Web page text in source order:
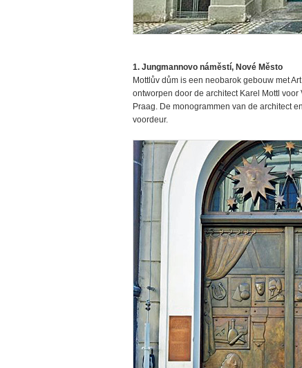
1. Jungmannovo náměstí, Nové Město
Mottlův dům is een neobarok gebouw met
ontworpen door de architect Karel Mottl
Praag. De monogrammen van de architect
voordeur.